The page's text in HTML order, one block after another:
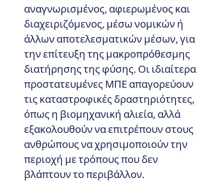
αναγνωρισμένος, αφιερωμένος και
διαχειριζόμενος, μέσω νομικών ή
άλλων αποτελεσματικών μέσων, για
την επίτευξη της μακροπρόθεσμης
διατήρησης της φύσης. Οι ιδιαίτερα
προστατευμένες ΜΠΕ απαγορεύουν
τις καταστροφικές δραστηριότητες,
όπως η βιομηχανική αλιεία, αλλά
εξακολουθούν να επιτρέπουν στους
ανθρώπους να χρησιμοποιούν την
περιοχή με τρόπους που δεν
βλάπτουν το περιβάλλον.